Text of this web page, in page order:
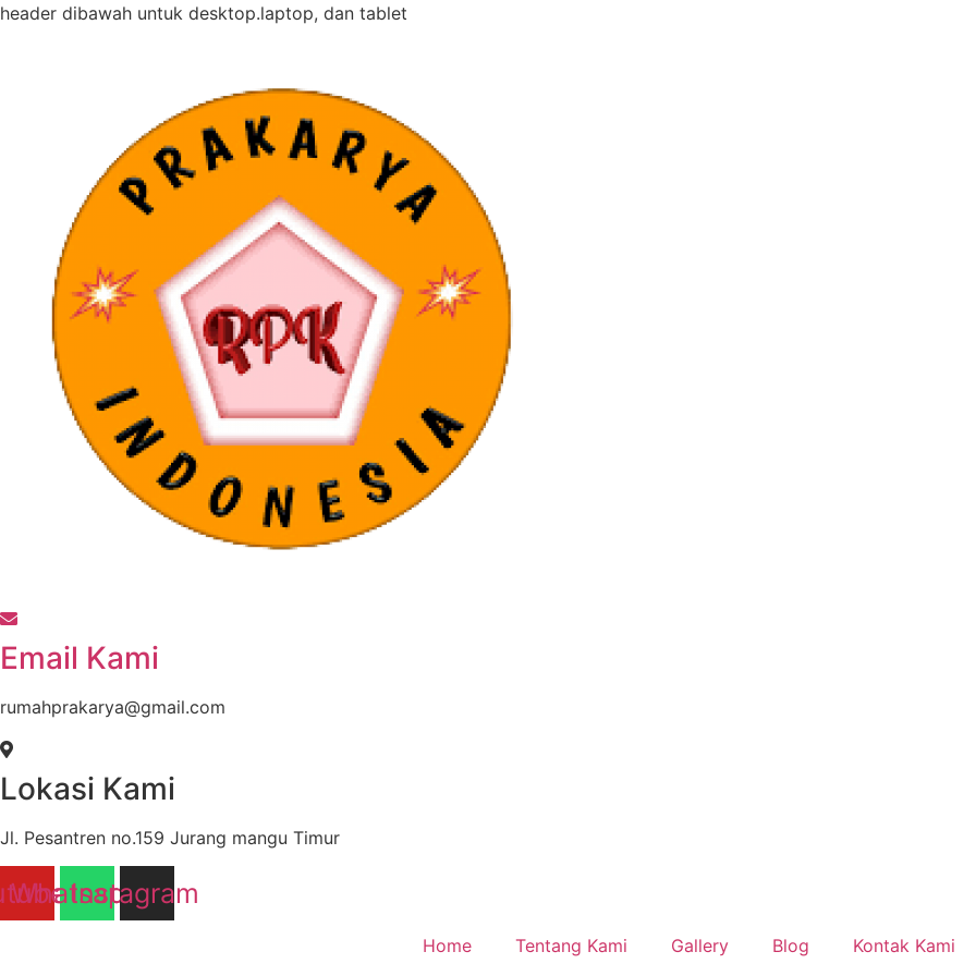
header dibawah untuk desktop.laptop, dan tablet
Email Kami
rumahprakarya@gmail.com
Lokasi Kami
Jl. Pesantren no.159 Jurang mangu Timur
Whatsapp
Instagram
Home Tentang Kami Gallery Blog
Kontak Kami